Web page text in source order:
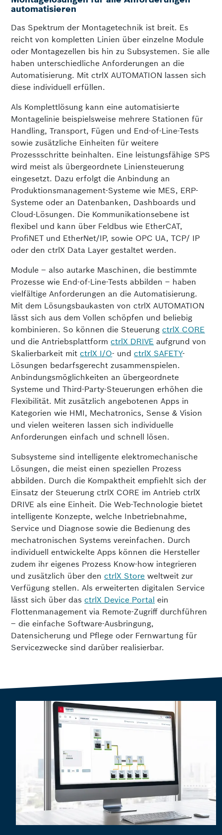
automatisieren
Das Spektrum der Montagetechnik ist breit. Es
reicht von kompletten Linien über einzelne Module
oder Montagezellen bis hin zu Subsystemen. Sie alle
haben unterschiedliche Anforderungen an die
Automatisierung. Mit ctrlX AUTOMATION lassen sich
diese individuell erfüllen.
Als Komplettlösung kann eine automatisierte
Montagelinie beispielsweise mehrere Stationen für
Handling, Transport, Fügen und End-of-Line-Tests
sowie zusätzliche Einheiten für weitere
Prozessschritte beinhalten. Eine leistungsfähige SPS
wird meist als übergeordnete Liniensteuerung
eingesetzt. Dazu erfolgt die Anbindung an
Produktionsmanagement-Systeme wie MES, ERP-
Systeme oder an Daten­banken, Dashboards und
Cloud-Lösungen. Die Kommunikationsebene ist
flexibel und kann über Feldbus wie EtherCAT,
ProfiNET und EtherNet/IP, sowie OPC UA, TCP/ IP
oder den ctrlX Data Layer gestaltet werden.
Module – also autarke Maschinen, die bestimmte
Prozesse wie End-of-Line-Tests abbilden – haben
vielfältige Anforderungen an die Automatisierung.
Mit dem Lösungsbau­kasten von ctrlX AUTOMATION
lässt sich aus dem Vollen schöpfen und beliebig
kombinieren. So können die Steuerung ctrlX CORE
und die Antriebsplattform ctrlX DRIVE aufgrund von
Skalierbarkeit mit ctrlX I/O- und ctrlX SAFETY-
Lösungen bedarfsgerecht zusammenspielen.
Anbindungs­möglichkeiten an übergeordnete
Systeme und Third-Party-Steuerungen erhöhen die
Flexibilität. Mit zusätzlich angebotenen Apps in
Kategorien wie HMI, Mechatronics, Sense & Vision
und vielen weiteren lassen sich individuelle
Anforderungen einfach und schnell lösen.
Subsysteme sind intelligente elektromechanische
Lösungen, die meist einen speziellen Prozess
abbilden. Durch die Kompaktheit empfiehlt sich der
Einsatz der Steuerung ctrlX CORE im Antrieb ctrlX
DRIVE als eine Einheit. Die Web-Technologie bietet
intelligente Konzepte, welche Inbetriebnahme,
Service und Diagnose sowie die Bedienung des
mechatronischen Systems vereinfachen. Durch
individuell entwickelte Apps können die Hersteller
zudem ihr eigenes Prozess Know-how integrieren
und zusätzlich über den ctrlX Store weltweit zur
Verfügung stellen. Als erweiterten digitalen Service
lässt sich über das ctrlX Device Portal ein
Flottenmanagement via Remote-Zugriff durchführen
– die einfache Software-Ausbringung,
Datensicherung und Pflege oder Fernwartung für
Servicezwecke sind darüber realisierbar.